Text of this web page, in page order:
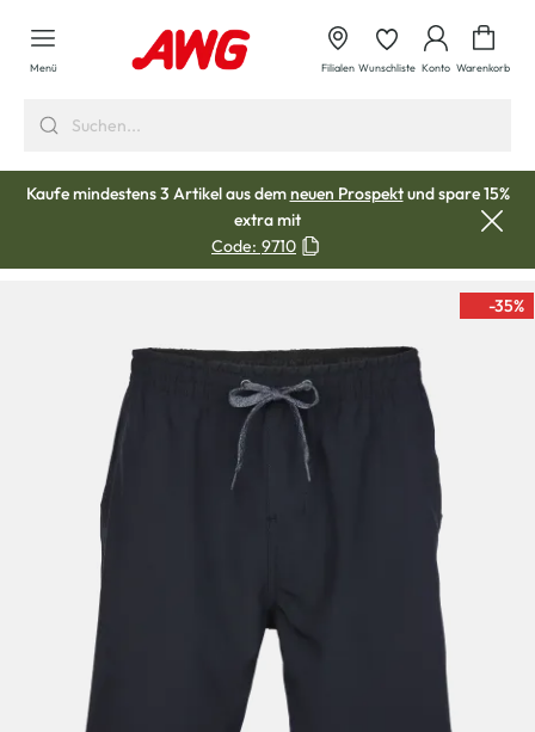
springen
Menü Filialen Wunschliste Konto Warenkorb
Kaufe mindestens 3 Artikel aus demneuen Prospektund spare 15%
extra mit
Code: 9710
-35%